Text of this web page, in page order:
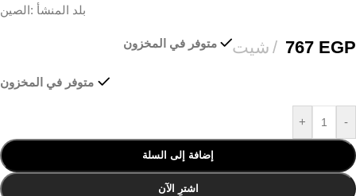
بلد المنشأ :الصين
767 EGP شيت متوفر في المخزون
متوفر في المخزون
-
+
إضافة إلى السلة
اشترِ الآن